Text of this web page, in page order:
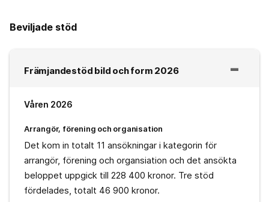
Beviljade stöd
Främjandestöd bild och form 2026
Våren 2026
Arrangör, förening och organisation
Det kom in totalt 11 ansökningar i kategorin för
arrangör, förening och organsiation och det ansökta
beloppet uppgick till 228 400 kronor. Tre stöd
fördelades, totalt 46 900 kronor.